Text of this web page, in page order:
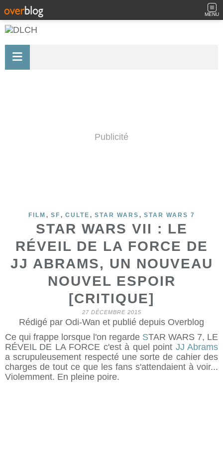
MENU
Publicité
FILM , SF , CULTE , STAR WARS , STAR WARS 7
STAR WARS VII : LE
RÉVEIL DE LA FORCE DE
JJ ABRAMS, UN NOUVEAU
NOUVEL ESPOIR
[CRITIQUE]
27 DÉCEMBRE 2015
Rédigé par Odi-Wan et publié depuis Overblog
Ce qui frappe lorsque l'on regarde STAR WARS 7, LE
RÉVEIL DE LA FORCE c'est à quel point JJ Abrams
a scrupuleusement respecté une sorte de cahier des
charges de tout ce que les fans s'attendaient à voir...
Violemment. En pleine poire.